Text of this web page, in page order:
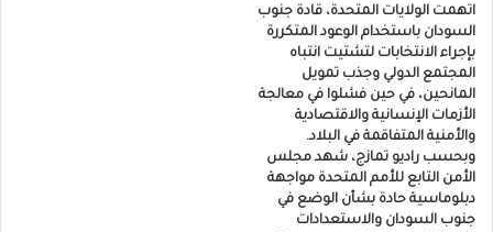
اتهمت الولايات المتحدة، قادة جنوب
السودان باستخدام الوعود المتكررة
بإجراء الانتخابات لتشتيت انتباه
المجتمع الدولي وجذب تمويل
المانحين، في حين فشلوا في معالجة
الأزمات الإنسانية والاقتصادية
والأمنية المتفاقمة في البلاد.
وبحسب راديو تمازج، شهد مجلس
الأمن التابع للأمم المتحدة مواجهة
دبلوماسية حادة بشأن الوضع في
جنوب السودان والاستعدادات